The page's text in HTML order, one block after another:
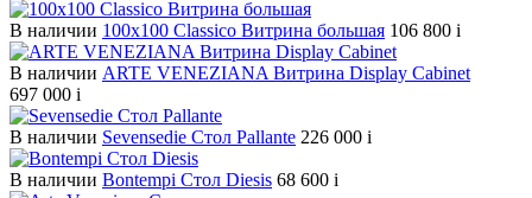
В наличии 100х100 Classico Витрина большая 106 800 i
В наличии ARTE VENEZIANA Витрина Display Cabinet
697 000 i
В наличии Sevensedie Стол Pallante 226 000 i
В наличии Bontempi Стол Diesis 68 600 i